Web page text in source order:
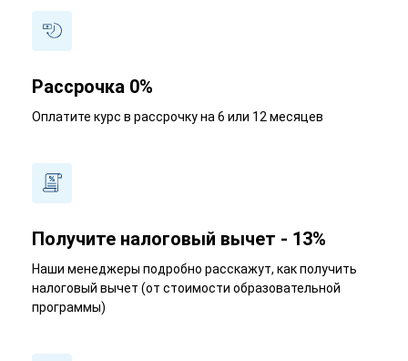
Рассрочка 0%
Оплатите курс в рассрочку на 6 или 12 месяцев
Получите налоговый вычет - 13%
Наши менеджеры подробно расскажут, как получить
налоговый вычет (от стоимости образовательной
программы)